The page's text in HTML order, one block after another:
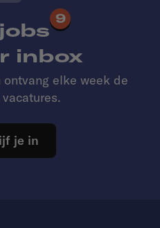
9
inbox
elke week de
je in